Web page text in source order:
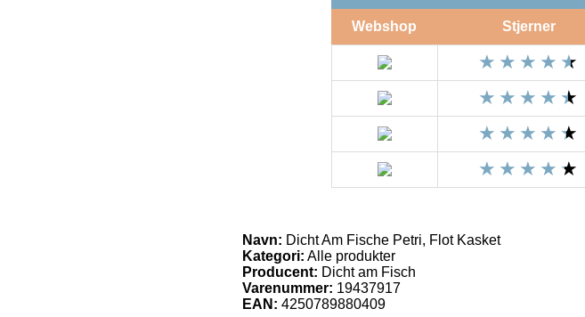
Webshop Stjerner
Navn: Dicht Am Fische Petri, Flot Kasket
Kategori: Alle produkter
Producent: Dicht am Fisch
Varenummer: 19437917
EAN: 4250789880409